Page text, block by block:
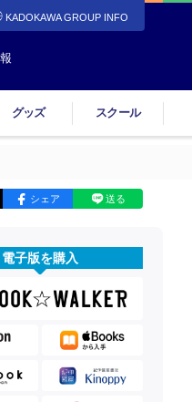
KADOKAWA GROUP INFO
グッズ スクール
シェア 送る
電子版を購入